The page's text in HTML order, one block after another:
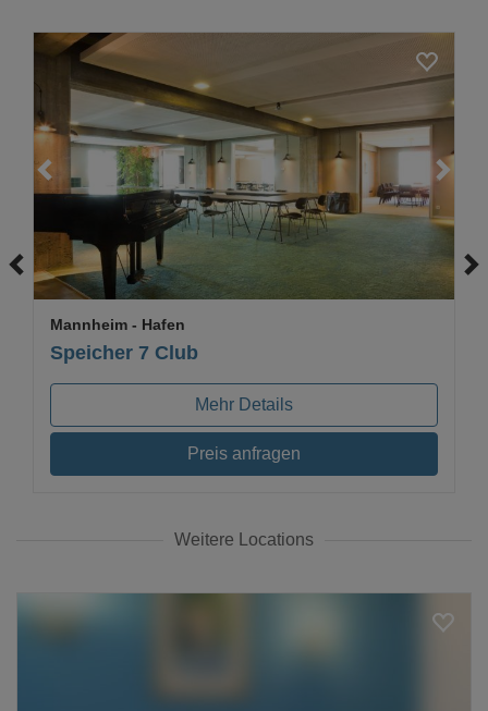
Loading...
Speicher 7 Club
Mannheim - Hafen
Mehr Details
Preis anfragen
Weitere Locations